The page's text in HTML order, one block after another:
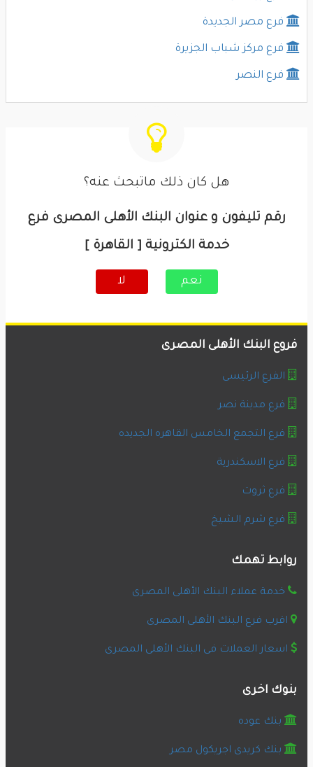
فرع مصر الجديدة
فرع مركز شباب الجزيرة
فرع النصر
هل كان ذلك ماتبحث عنه؟
رقم تليفون و عنوان البنك الأهلى المصرى فرع
خدمة الكترونية [ القاهرة ]
نعم لا
فروع البنك الأهلى المصرى
الفرع الرئيسى
فرع مدينة نصر
فرع التجمع الخامس القاهره الجديده
فرع الاسكندرية
فرع ثروت
فرع شرم الشيخ
روابط تهمك
خدمة عملاء البنك الأهلى المصرى
اقرب فرع البنك الأهلى المصرى
اسعار العملات فى البنك الأهلى المصرى
بنوك اخرى
بنك عوده
بنك كريدى اجريكول مصر